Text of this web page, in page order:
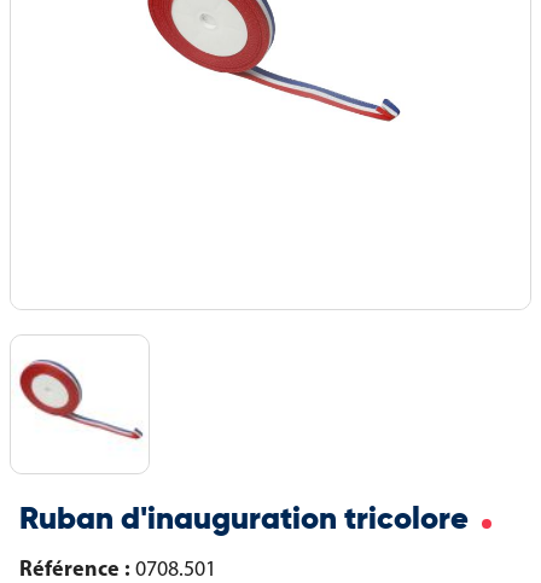
Ruban d'inauguration tricolore
Référence : 0708.501